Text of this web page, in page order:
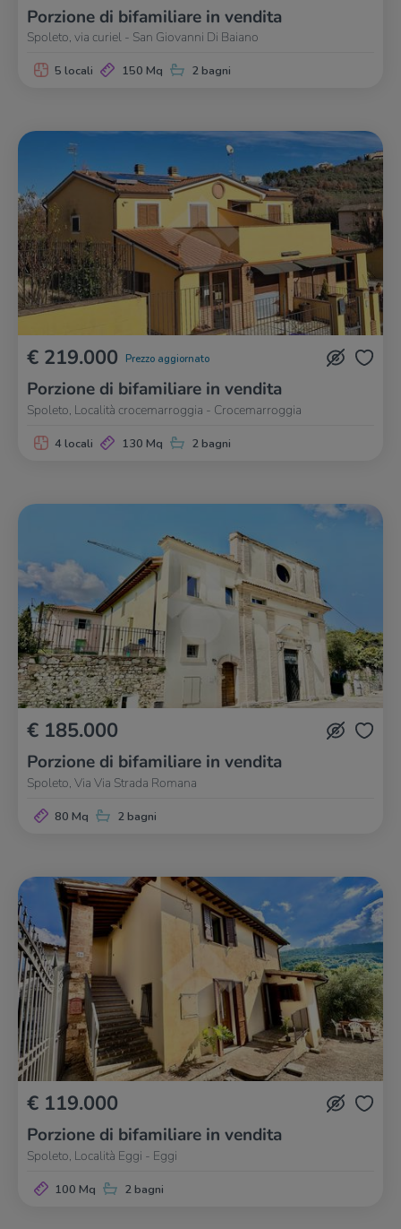
Porzione di bifamiliare in vendita
Spoleto, via curiel - San Giovanni Di Baiano
5 locali 150 Mq 2 bagni
€ 219.000 Prezzo aggiornato
Porzione di bifamiliare in vendita
Spoleto, Località crocemarroggia - Crocemarroggia
4 locali 130 Mq 2 bagni
€ 185.000
Porzione di bifamiliare in vendita
Spoleto, Via Via Strada Romana
80 Mq 2 bagni
€ 119.000
Porzione di bifamiliare in vendita
Spoleto, Località Eggi - Eggi
100 Mq 2 bagni